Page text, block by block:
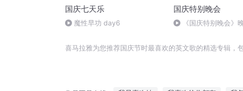
国庆七天乐
魔性早功 day6
国庆特别晚会
《国庆特别晚会》
喜马拉雅为您推荐国庆节时最喜欢的英文歌的精选专辑，